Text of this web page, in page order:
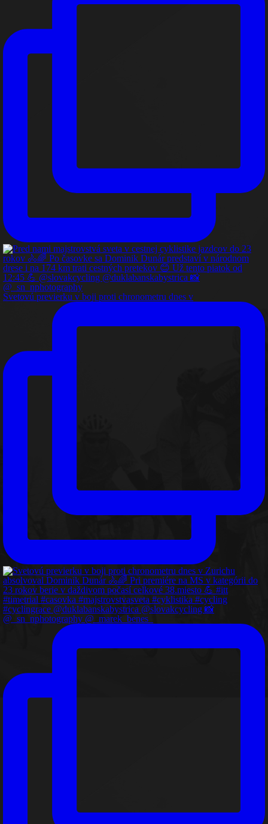
Svetovú previerku v boji proti chronometru dnes v